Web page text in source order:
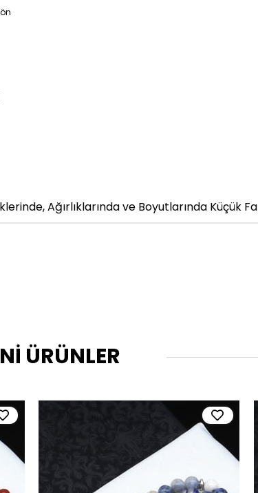
Ağırlıklarında ve Boyutlarında Küçük
ÜRÜNLER